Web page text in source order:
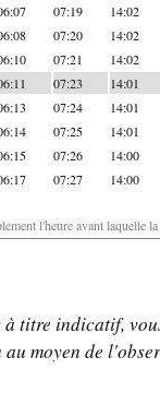
07:19 14:02
07:20 14:02
07:21 14:02
07:23 14:01
07:24 14:01
07:25 14:01
07:26 14:00
07:27 14:00
l'heure avant laquelle
titre indicatif,
au moyen de